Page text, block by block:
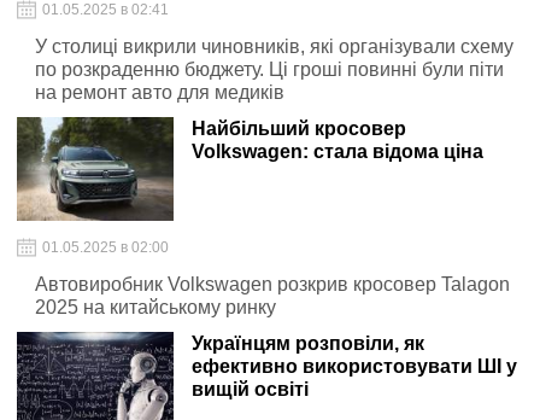
01.05.2025 в 02:41
У столиці викрили чиновників, які організували схему
по розкраденню бюджету. Ці гроші повинні були піти
на ремонт авто для медиків
Найбільший кросовер
Volkswagen: стала відома ціна
01.05.2025 в 02:00
Автовиробник Volkswagen розкрив кросовер Talagon
2025 на китайському ринку
Українцям розповіли, як
ефективно використовувати ШІ у
вищій освіті